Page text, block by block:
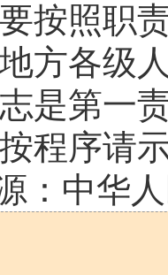
按照职
方各级
是第一
程序请
：中华